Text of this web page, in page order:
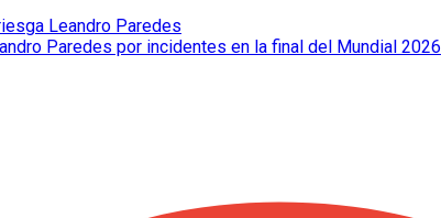
Leandro Paredes
Paredes por incidentes en la final del Mundial 2026